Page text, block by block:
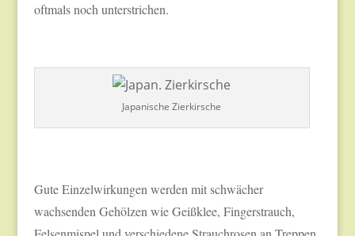
oftmals noch unterstrichen.
Japanische Zierkirsche
Gute Einzelwirkungen werden mit schwächer
wachsenden Gehölzen wie Geißklee, Fingerstrauch,